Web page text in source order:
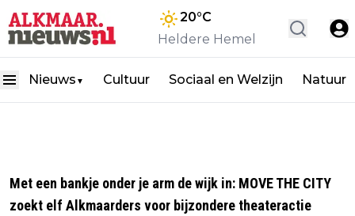
20°C
Heldere Hemel
Nieuws ▼ Cultuur Sociaal en Welzijn Natuur
Met een bankje onder je arm de wijk in: MOVE THE CITY
zoekt elf Alkmaarders voor bijzondere theateractie